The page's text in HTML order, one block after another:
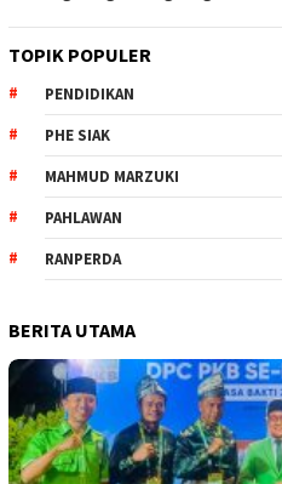
TOPIK POPULER
PENDIDIKAN
PHE SIAK
MAHMUD MARZUKI
PAHLAWAN
RANPERDA
BERITA UTAMA